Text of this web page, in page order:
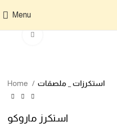
Menu
Home استكرزات _ ملصقات
استكرز ماروكو